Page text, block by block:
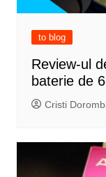
to blog
Review-ul
baterie de
Cristi